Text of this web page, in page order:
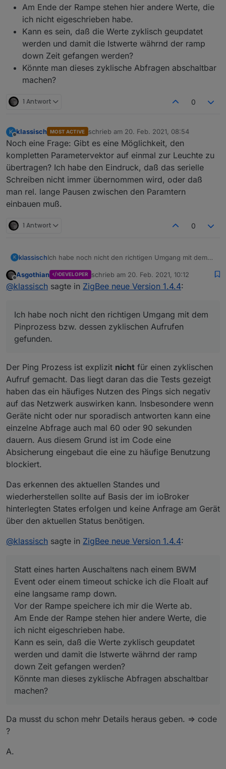
host.iobroker	2021-02-19 13:34:29.077
host.iobroker	2021-02-19 13:34:29.076
host.iobroker	2021-02-19 13:34:29.076
host.iobroker	2021-02-19 13:34:29.076
host.iobroker	2021-02-19 13:34:29.068
host.iobroker	2021-02-19 13:34:29.068
host.iobroker	2021-02-19 13:34:29.068
host.iobroker	2021-02-19 13:34:29.068
host.iobroker	2021-02-19 13:34:29.068
host.iobroker	2021-02-19 13:34:29.067
Am Ende der Rampe stehen hier andere Werte, die
ich nicht eigeschrieben habe.
Kann es sein, daß die Werte zyklisch geupdatet
werden und damit die Istwerte währnd der ramp
down Zeit gefangen werden?
Könnte man dieses zyklische Abfragen abschaltbar
machen?
1 Antwort 0
K
Offline
klassisch MOST ACTIVE schrieb am 20. Feb. 2021, 08:54
zuletzt editiert von
Noch eine Frage: Gibt es eine Möglichkeit, den
kompletten Parametervektor auf einmal zur Leuchte zu
übertragen? Ich habe den Eindruck, daß das serielle
Schreiben nicht immer übernommen wird, oder daß
man rel. lange Pausen zwischen den Paramtern
einbauen muß.
1 Antwort 0
K klassischIch habe noch nicht den richtigen Umgang mit dem
gefunden.
Fallbeispiel Licht:
Bewegungssensor triggert. Ich möchte die alten
Einstellungen wiederherstellen und einschalten
um die Helligkeit zu justieren.
Nach dem Ende des Drehend versuche ich eine
Fallbeispiel Licht fading down*
BWM Event oder einem timeout schicke ich die
Floalt auf eine langsame ramp down.
Kann es sein, daß die Werte zyklisch geupdatet
werden und damit die Istwerte währnd der ramp
down Zeit gefangen werden?
Könnte man dieses zyklische Abfragen
abschaltbar machen?
Offline
Asgothian DEVELOPER schrieb am 20. Feb. 2021, 10:12
zuletzt editiert von
@klassisch sagte in ZigBee neue Version 1.4.4:
Ich habe noch nicht den richtigen Umgang mit dem
Pinprozess bzw. dessen zyklischen Aufrufen
gefunden.
Der Ping Prozess ist explizit nicht für einen zyklischen
Aufruf gemacht. Das liegt daran das die Tests gezeigt
haben das ein häufiges Nutzen des Pings sich negativ
auf das Netzwerk auswirken kann. Insbesondere wenn
Geräte nicht oder nur sporadisch antworten kann eine
einzelne Abfrage auch mal 60 oder 90 sekunden
dauern. Aus diesem Grund ist im Code eine
Absicherung eingebaut die eine zu häufige Benutzung
blockiert.
Das erkennen des aktuellen Standes und
wiederherstellen sollte auf Basis der im ioBroker
hinterlegten States erfolgen und keine Anfrage am Gerät
über den aktuellen Status benötigen.
@klassisch sagte in ZigBee neue Version 1.4.4:
Statt eines harten Auschaltens nach einem BWM
Event oder einem timeout schicke ich die Floalt auf
eine langsame ramp down.
Vor der Rampe speichere ich mir die Werte ab.
Am Ende der Rampe stehen hier andere Werte, die
ich nicht eigeschrieben habe.
Kann es sein, daß die Werte zyklisch geupdatet
werden und damit die Istwerte währnd der ramp
down Zeit gefangen werden?
Könnte man dieses zyklische Abfragen abschaltbar
machen?
Da musst du schon mehr Details heraus geben. => code
?
A.